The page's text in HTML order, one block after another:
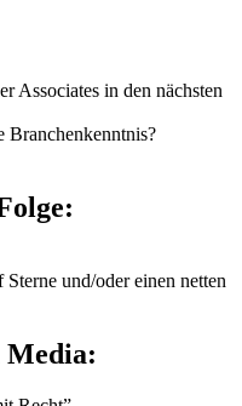
Associates in den nächsten
Branchenkenntnis?
und/oder einen netten
Media: